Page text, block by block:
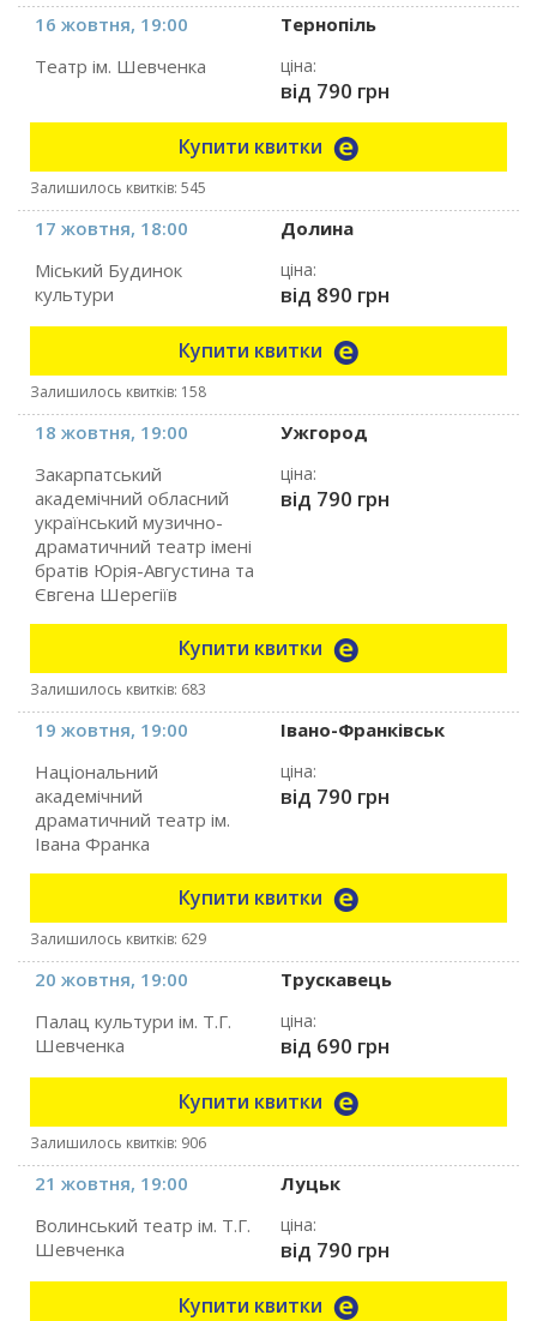
16 жовтня, 19:00
Тернопіль
Театр ім. Шевченка
ціна:
від 790 грн
Купити квитки
Залишилось квитків: 545
17 жовтня, 18:00
Долина
Міський Будинок
культури
ціна:
від 890 грн
Купити квитки
Залишилось квитків: 158
18 жовтня, 19:00
Ужгород
Закарпатський
академічний обласний
український музично-
драматичний театр імені
братів Юрія-Августина та
Євгена Шерегіїв
ціна:
від 790 грн
Купити квитки
Залишилось квитків: 683
19 жовтня, 19:00
Івано-Франківськ
Національний
академічний
драматичний театр ім.
Івана Франка
ціна:
від 790 грн
Купити квитки
Залишилось квитків: 629
20 жовтня, 19:00
Трускавець
Палац культури ім. Т.Г.
Шевченка
ціна:
від 690 грн
Купити квитки
Залишилось квитків: 906
21 жовтня, 19:00
Луцьк
Волинський театр ім. Т.Г.
Шевченка
ціна:
від 790 грн
Купити квитки